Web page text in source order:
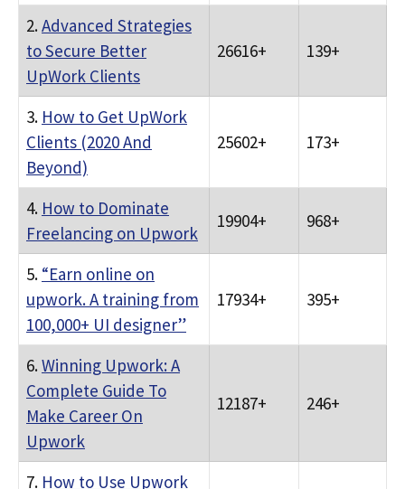
2.Advanced Strategies
to Secure Better
UpWork Clients
26616+ 139+
3. How to Get UpWork
Clients (2020 And
Beyond)
25602+ 173+
4. How to Dominate
Freelancing on Upwork
19904+ 968+
5. “Earn online on
upwork. A training from
100,000+ UI designer”
17934+ 395+
6.Winning Upwork: A
Complete Guide To
Make Career On
Upwork
12187+ 246+
7. How to Use Upwork